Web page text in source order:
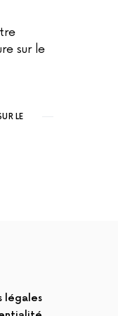
sur le
LE
légales